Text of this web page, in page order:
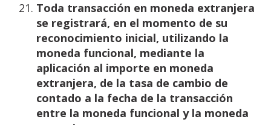
Toda transacción en moneda extranjera
se registrará, en el momento de su
reconocimiento inicial, utilizando la
moneda funcional, mediante la
aplicación al importe en moneda
extranjera, de la tasa de cambio de
contado a la fecha de la transacción
entre la moneda funcional y la moneda